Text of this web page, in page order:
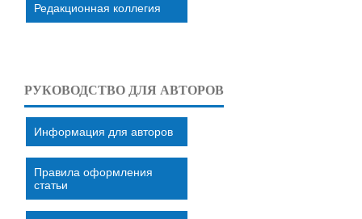
Редакционная коллегия
РУКОВОДСТВО ДЛЯ АВТОРОВ
Информация для авторов
Правила оформления
статьи